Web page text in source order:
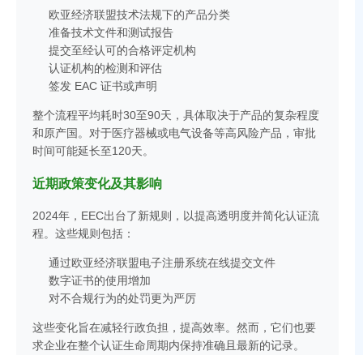
欧亚经济联盟技术法规下的产品分类
准备技术文件和测试报告
提交至经认可的合格评定机构
认证机构的检测和评估
签发 EAC 证书或声明
整个流程平均耗时30至90天，具体取决于产品的复杂程度
和原产国。对于医疗器械或电气设备等高风险产品，审批
时间可能延长至120天。
近期政策变化及其影响
2024年，EEC出台了新规则，以提高透明度并简化认证流
程。这些规则包括：
通过欧亚经济联盟电子注册系统在线提交文件
数字证书的使用增加
对不合规行为的处罚更为严厉
这些变化旨在减轻行政负担，提高效率。然而，它们也要
求企业在整个认证生命周期内保持准确且最新的记录。